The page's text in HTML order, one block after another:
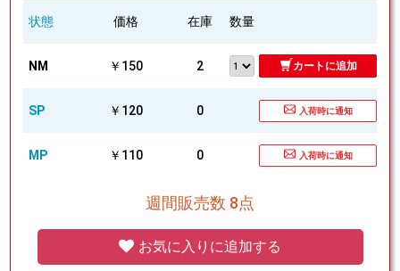
状態 価格 在庫 数量
NM ￥150 2 カートに追加
SP ￥120 0 入荷時に通知
MP ￥110 0 入荷時に通知
週間販売数 8点
お気に入りに追加する